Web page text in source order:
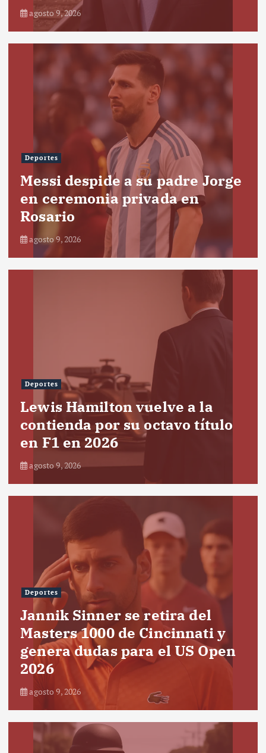
agosto 9, 2026
Deportes
Messi despide a su padre Jorge
en ceremonia privada en
Rosario
agosto 9, 2026
Deportes
Lewis Hamilton vuelve a la
contienda por su octavo título
en F1 en 2026
agosto 9, 2026
Deportes
Jannik Sinner se retira del
Masters 1000 de Cincinnati y
genera dudas para el US Open
2026
agosto 9, 2026